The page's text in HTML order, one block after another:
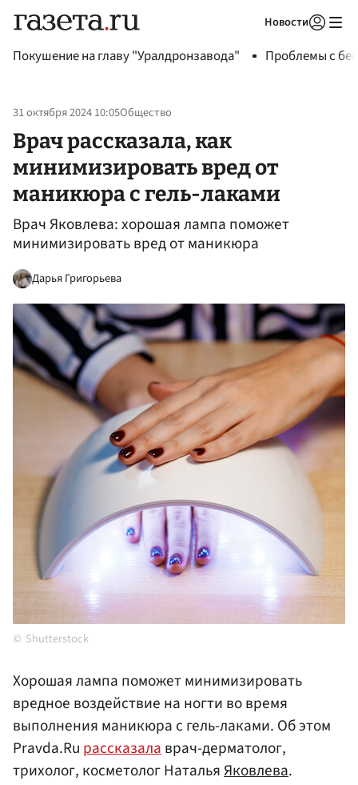
Новости
Покушение на главу "Уралдронзавода" Проблемы с
31 октября 2024 10:05Общество
Врач рассказала, как
минимизировать вред от
маникюра с гель-лаками
Врач Яковлева: хорошая лампа поможет
минимизировать вред от маникюра
Дарья Григорьева
Shutterstock
Хорошая лампа поможет минимизировать
вредное воздействие на ногти во время
выполнения маникюра с гель-лаками. Об этом
Pravda.Ru рассказалаврач-дерматолог,
трихолог, косметолог НатальяЯковлева.